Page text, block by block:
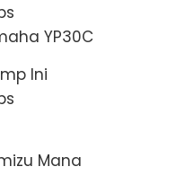
YP30C
Ini
Mana